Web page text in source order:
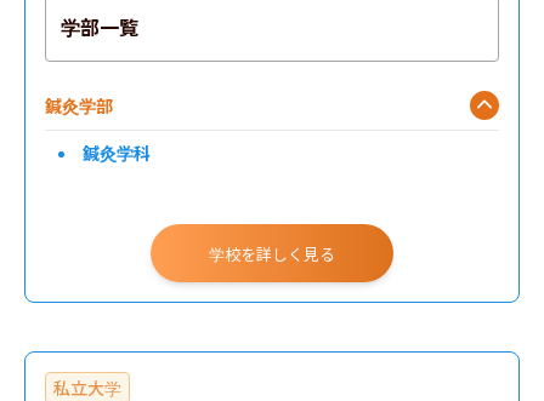
学部一覧
鍼灸学部
鍼灸学科
学校を詳しく見る
私立大学